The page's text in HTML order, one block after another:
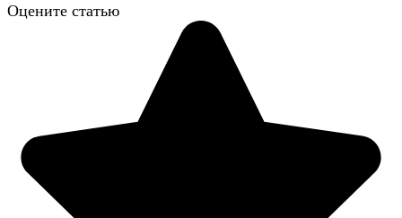
Оцените статью